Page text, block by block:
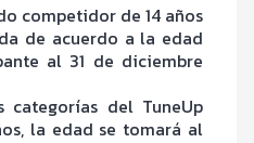
competidor de 14 años
de acuerdo a la edad
al 31 de diciembre
categorías del TuneUp
la edad se tomará al